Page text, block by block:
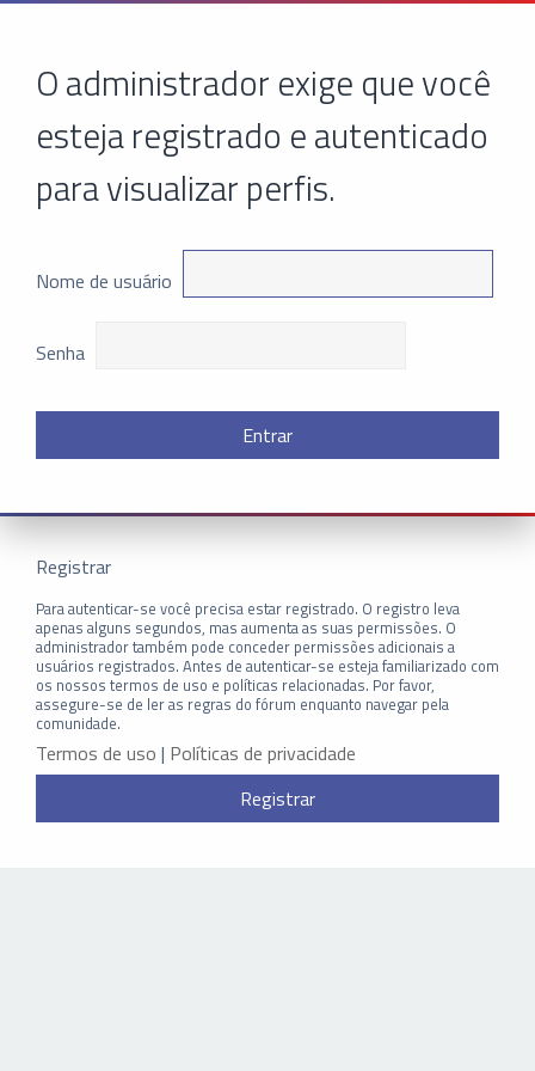
O administrador exige que você
esteja registrado e autenticado
para visualizar perfis.
Nome de usuário
Senha
Registrar
Para autenticar-se você precisa estar registrado. O registro leva
apenas alguns segundos, mas aumenta as suas permissões. O
administrador também pode conceder permissões adicionais a
usuários registrados. Antes de autenticar-se esteja familiarizado com
os nossos termos de uso e políticas relacionadas. Por favor,
assegure-se de ler as regras do fórum enquanto navegar pela
comunidade.
Termos de uso | Políticas de privacidade
Registrar